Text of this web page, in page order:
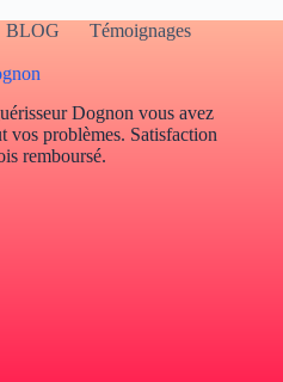
BLOG
Témoignages
Dognon vous avez
vos problèmes. Satisfaction
remboursé.